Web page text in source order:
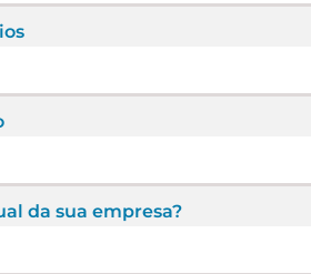
da sua empresa?